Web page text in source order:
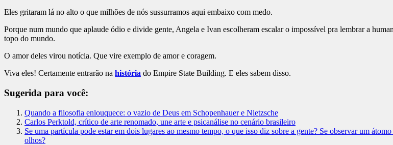
Eles gritaram lá no alto o que milhões de nós sussurramos aqui embaixo com medo.
Porque num mundo que aplaude ódio e divide gente, Angela e Ivan escolheram escalar o impossível pra lembrar a
topo do mundo.
O amor deles virou notícia. Que vire exemplo de amor e coragem.
Viva eles! Certamente entrarão na história do Empire State Building. E eles sabem disso.
Sugerida para você:
Quando a filosofia enlouquece: o vazio de Deus em Schopenhauer e Nietzsche
Carlos Perktold, crítico de arte renomado, une arte e psicanálise no cenário brasileiro
Se uma partícula pode estar em dois lugares ao mesmo tempo, o que isso diz sobre a gente? Se observar um
olhos?